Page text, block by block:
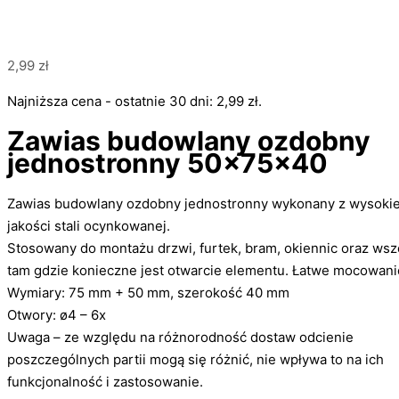
2,99 zł
Najniższa cena - ostatnie 30 dni: 2,99 zł.
Zawias budowlany ozdobny
jednostronny 50x75x40
Zawias budowlany ozdobny jednostronny wykonany z
jakości stali ocynkowanej.
Stosowany do montażu drzwi, furtek, bram, okiennic oraz
tam gdzie konieczne jest otwarcie elementu. Łatwe
Wymiary: 75 mm + 50 mm, szerokość 40 mm
Otwory: ø4 – 6x
Uwaga – ze względu na różnorodność dostaw odcienie
poszczególnych partii mogą się różnić, nie wpływa to na ich
funkcjonalność i zastosowanie.